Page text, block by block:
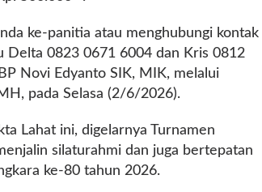
ke-panitia atau menghubungi kontak
Delta 0823 0671 6004 dan Kris 0812
Novi Edyanto SIK, MIK, melalui
pada Selasa (2/6/2026).
Lahat ini, digelarnya Turnamen
silaturahmi dan juga bertepatan
ke-80 tahun 2026.